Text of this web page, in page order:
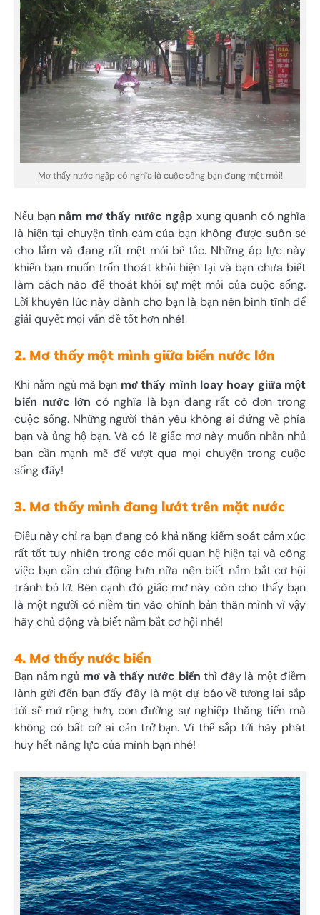
Mơ thấy nước ngập có nghĩa là cuộc sống bạn đang mệt mỏi!
Nếu bạn nằm mơ thấy nước ngập xung quanh có nghĩa
là hiện tại chuyện tình cảm của bạn không được suôn sẻ
cho lắm và đang rất mệt mỏi bế tắc. Những áp lực này
khiến bạn muốn trốn thoát khỏi hiện tại và bạn chưa biết
làm cách nào để thoát khỏi sự mệt mỏi của cuộc sống.
Lời khuyên lúc này dành cho bạn là bạn nên bình tĩnh để
giải quyết mọi vấn đề tốt hơn nhé!
2. Mơ thấy một mình giữa biển nước lớn
Khi nằm ngủ mà bạn mơ thấy mình loay hoay giữa một
biển nước lớn có nghĩa là bạn đang rất cô đơn trong
cuộc sống. Những người thân yêu không ai đứng về phía
bạn và ủng hộ bạn. Và có lẽ giấc mơ này muốn nhắn nhủ
bạn cần mạnh mẽ để vượt qua mọi chuyện trong cuộc
sống đấy!
3. Mơ thấy mình đang lướt trên mặt nước
Điều này chỉ ra bạn đang có khả năng kiểm soát cảm xúc
rất tốt tuy nhiên trong các mối quan hệ hiện tại và công
việc bạn cần chủ động hơn nữa nên biết nắm bắt cơ hội
tránh bỏ lỡ. Bên cạnh đó giấc mơ này còn cho thấy bạn
là một người có niềm tin vào chính bản thân mình vì vậy
hãy chủ động và biết nắm bắt cơ hội nhé!
4. Mơ thấy nước biển
Bạn nằm ngủ mơ và thấy nước biển thì đây là một điềm
lành gửi đến bạn đấy đây là một dự báo về tương lai sắp
tới sẽ mở rộng hơn, con đường sự nghiệp thăng tiến mà
không có bất cứ ai cản trở bạn. Vì thế sắp tới hãy phát
huy hết năng lực của mình bạn nhé!